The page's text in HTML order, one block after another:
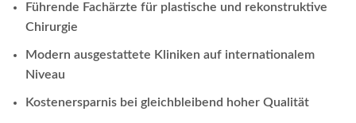
Führende Fachärzte für plastische und rekonstruktive
Chirurgie
Modern ausgestattete Kliniken auf internationalem
Niveau
Kostenersparnis bei gleichbleibend hoher Qualität